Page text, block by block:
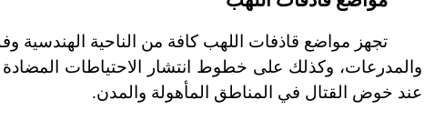
تجهز مواضع قاذفات اللهب كافة من الناحية الهندسية
والمدرعات، وكذلك على خطوط انتشار الاحتياطات المضادة
عند خوض القتال في المناطق المأهولة والمدن.